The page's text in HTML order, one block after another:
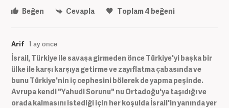
Beğen
Cevapla Toplam4 beğeni
Arif 1 ay önce
İsrail, Türkiye ile savaşa girmeden önce Türkiye'yi başka bir
ülke ile karşı karşıya getirme ve zayıflatma çabasında ve
bunu Türkiye'nin iç cephesini bölerek de yapma peşinde.
Avrupa kendi "Yahudi Sorunu" nu Ortadoğu'ya taşıdığı ve
orada kalmasını istediği için her koşulda İsrail'in yanında yer